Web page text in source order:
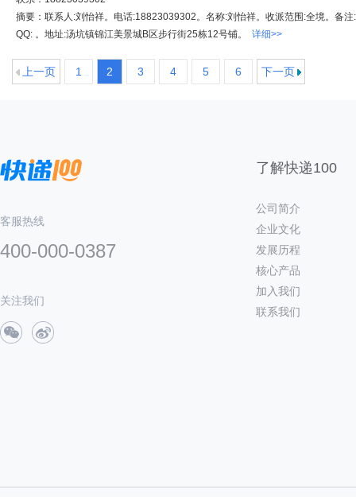
摘要：联系人:刘怡祥。电话:18823039302。名称:刘怡祥。收派范围:全境。备
QQ: 。地址:汤坑镇锦江美景城B区步行街25栋12号铺。 详细>>
上一页 1 2 3 4 5 6 下一页
客服热线
400-000-0387
关注我们
了解快递100
公司简介
企业文化
发展历程
核心产品
加入我们
联系我们